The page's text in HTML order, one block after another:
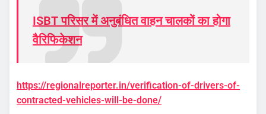
ISBT परिसर में अनुबंधित वाहन चालकों का होगा
वैरिफिकेशन
https://regionalreporter.in/verification-of-drivers-of-
contracted-vehicles-will-be-done/